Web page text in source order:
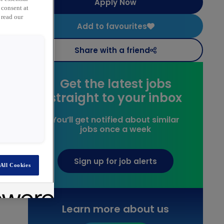
Add to favourites
Share with a friend
Get the latest jobs
straight to your inbox
You’ll get notified about similar
jobs once a week
Sign up for job alerts
Learn more about us
at
our
Cookies